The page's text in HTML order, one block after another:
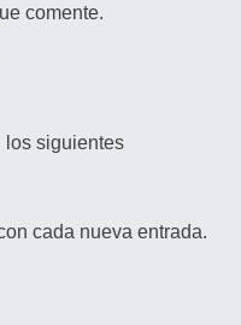
comente.
los siguientes
cada nueva entrada.